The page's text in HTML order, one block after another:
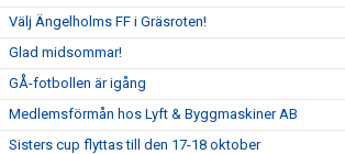
Välj Ängelholms FF i Gräsroten!
Glad midsommar!
GÅ-fotbollen är igång
Medlemsförmån hos Lyft & Byggmaskiner AB
Sisters cup flyttas till den 17-18 oktober